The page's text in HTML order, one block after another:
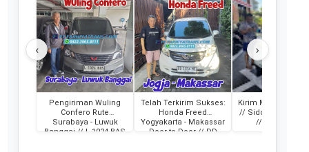
‹
Pengiriman Wuling
Confero Rute
Surabaya - Luwuk
Banggai // L 1024 BAS
Telah Terkirim Sukses:
Honda Freed
Yogyakarta - Makassar
Door to Door // DD
Kirim Mobil Honda
// Sidoarjo -
// DH 1024 KB
›